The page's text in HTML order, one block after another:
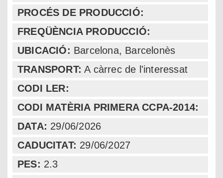
PROCÉS DE PRODUCCIÓ:
FREQÜÈNCIA PRODUCCIÓ:
UBICACIÓ: Barcelona, Barcelonès
TRANSPORT: A càrrec de l'interessat
CODI LER:
CODI MATÈRIA PRIMERA CCPA-2014:
DATA: 29/06/2026
CADUCITAT: 29/06/2027
PES: 2.3